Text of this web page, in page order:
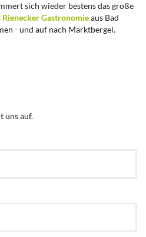
sich wieder bestens das große
Rienecker Gastronomieaus Bad
- und auf nach Marktbergel.
uns auf.